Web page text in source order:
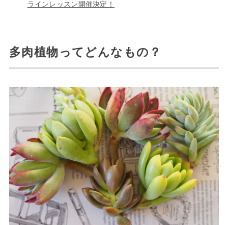
ラインレッスン開催決定！
多肉植物ってどんなもの？